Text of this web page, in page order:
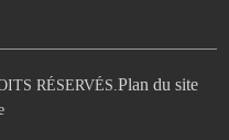
RÉSERVÉS.Plan du site